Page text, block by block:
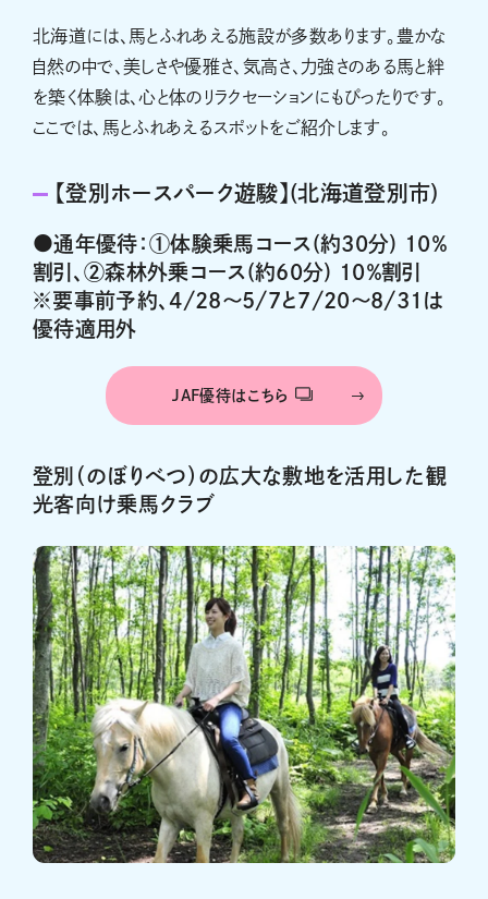
北海道には、馬とふれあえる施設が多数あります。豊かな
自然の中で、美しさや優雅さ、気高さ、力強さのある馬と絆
を築く体験は、心と体のリラクセーションにもぴったりです。
ここでは、馬とふれあえるスポットをご紹介します。
【登別ホースパーク遊駿】(北海道登別市)
●通年優待：①体験乗馬コース(約30分) 10％
割引、②森林外乗コース(約60分) 10％割引
※要事前予約、4/28～5/7と7/20～8/31は
優待適用外
JAF優待はこちら
登別（のぼりべつ）の広大な敷地を活用した観
光客向け乗馬クラブ